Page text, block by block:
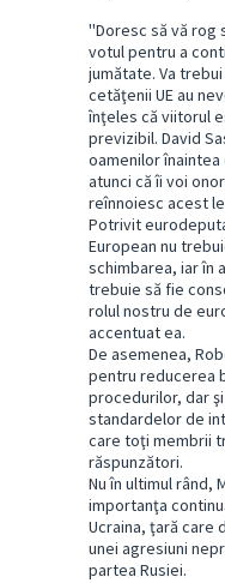
''Doresc să vă rog
votul pentru a
jumătate. Va
cetăţenii UE au
înţeles că viitorul
previzibil. David
oamenilor
atunci că îi voi
reînnoiesc acest
Potrivit
European nu
schimbarea, iar în
trebuie să fie
rolul nostru de
accentuat ea.
De asemenea,
pentru reducerea
procedurilor, dar
standardelor de
care toţi membrii
răspunzători.
Nu în ultimul rând,
importanţa
Ucraina, ţară care
unei agresiuni
partea Rusiei.